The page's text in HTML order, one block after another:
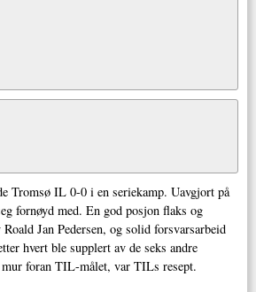
Tromsø IL 0-0 i en seriekamp. Uavgjort på
fornøyd med. En god posjon flaks og
Jan Pedersen, og solid forsvarsarbeid
hvert ble supplert av de seks andre
mur foran TIL-målet, var TILs resept.